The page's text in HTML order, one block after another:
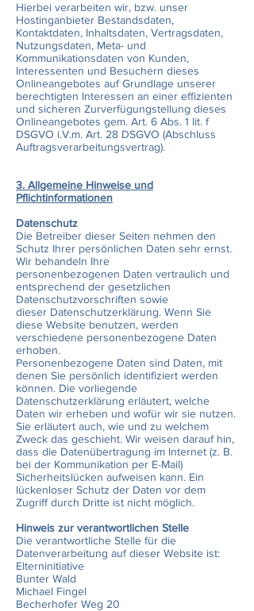
Hierbei verarbeiten wir, bzw. unser
Hostinganbieter Bestandsdaten,
Kontaktdaten, Inhaltsdaten, Vertragsdaten,
Nutzungsdaten, Meta- und
Kommunikationsdaten von Kunden,
Interessenten und Besuchern dieses
Onlineangebotes auf Grundlage unserer
berechtigten Interessen an einer effizienten
und sicheren Zurverfügungstellung dieses
Onlineangebotes gem. Art. 6 Abs. 1 lit. f
DSGVO i.V.m. Art. 28 DSGVO (Abschluss
Auftragsverarbeitungsvertrag).
3. Allgemeine Hinweise und
Pflichtinformationen
Datenschutz
Die Betreiber dieser Seiten nehmen den
Schutz Ihrer persönlichen Daten sehr ernst.
Wir behandeln Ihre
personenbezogenen Daten vertraulich und
entsprechend der gesetzlichen
Datenschutzvorschriften sowie
dieser Datenschutzerklärung. Wenn Sie
diese Website benutzen, werden
verschiedene personenbezogene Daten
erhoben.
Personenbezogene Daten sind Daten, mit
denen Sie persönlich identifiziert werden
können. Die vorliegende
Datenschutzerklärung erläutert, welche
Daten wir erheben und wofür wir sie nutzen.
Sie erläutert auch, wie und zu welchem
Zweck das geschieht. Wir weisen darauf hin,
dass die Datenübertragung im Internet (z. B.
bei der Kommunikation per E-Mail)
Sicherheitslücken aufweisen kann. Ein
lückenloser Schutz der Daten vor dem
Zugriff durch Dritte ist nicht möglich.
Hinweis zur verantwortlichen Stelle
Die verantwortliche Stelle für die
Datenverarbeitung auf dieser Website ist:
Elterninitiative
Bunter Wald
Michael Fingel
Becherhofer Weg 20